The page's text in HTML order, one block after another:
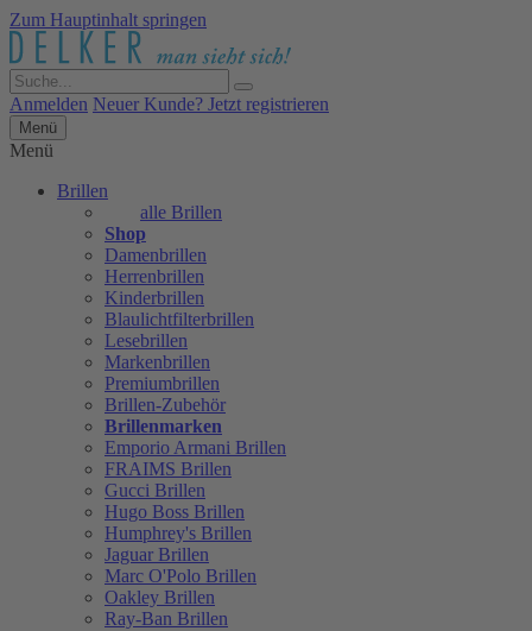
Zum Hauptinhalt springen
Anmelden Neuer Kunde? Jetzt registrieren
Menü
Menü
Brillen
alle Brillen
Shop
Damenbrillen
Herrenbrillen
Kinderbrillen
Blaulichtfilterbrillen
Lesebrillen
Markenbrillen
Premiumbrillen
Brillen-Zubehör
Brillenmarken
Emporio Armani Brillen
FRAIMS Brillen
Gucci Brillen
Hugo Boss Brillen
Humphrey's Brillen
Jaguar Brillen
Marc O'Polo Brillen
Oakley Brillen
Ray-Ban Brillen